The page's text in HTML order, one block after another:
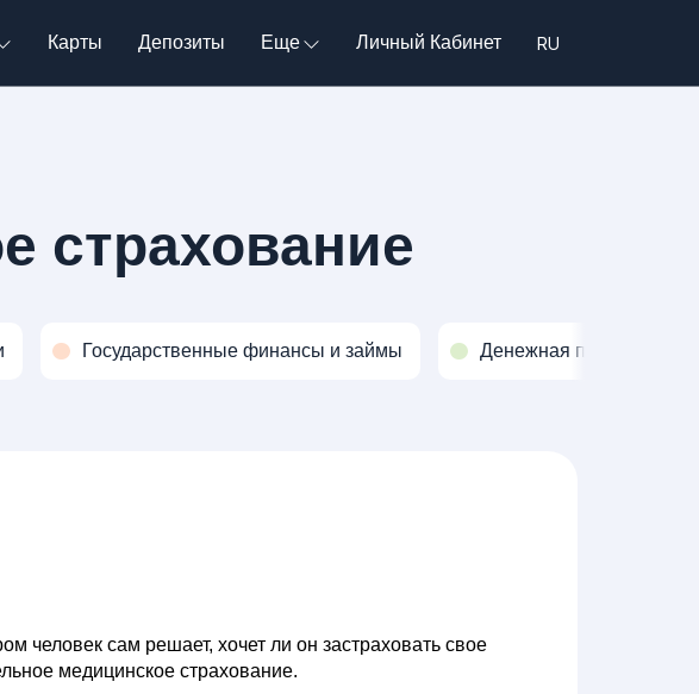
Карты Депозиты Еще Личный Кабинет
страхование
Государственные финансы и займы Денежная политика и
человек сам решает, хочет ли он застраховать свое
медицинское страхование.